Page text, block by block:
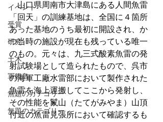
イベント
受賞
研究
土木
軍艦島
無題のカテゴリー
無題のカテゴリー
山口県周南市大津島にある人間魚雷
「回天」の訓練基地は、全国に４箇所
あった基地のうち最初に開設され、か
つ当時の施設が現在も残っている唯一
のもの。元々は、九三式酸素魚雷の発
射試験場として造られたもので、呉市
の海軍工廠水雷部において製作された
魚雷を海上運搬してここから発射し、
その性能を鬣山（たてがみやま）山頂
付近の魚雷見張所において確認するも